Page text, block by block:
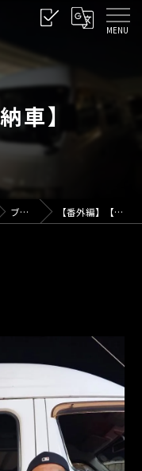
車】
ブログ 【番外編】【納車】